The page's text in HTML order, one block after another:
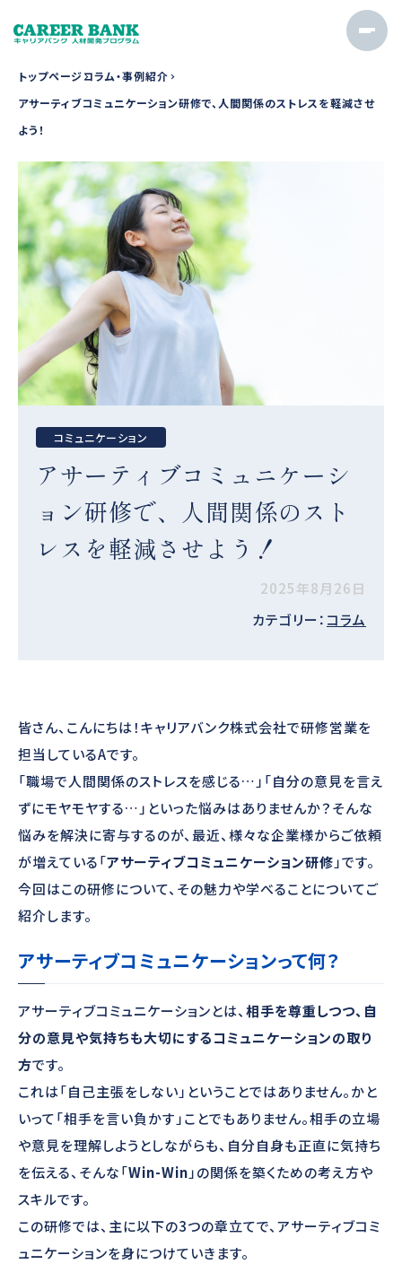
トップページコラム・事例紹介
アサーティブコミュニケーション研修で、人間関係のストレスを軽減させ
よう！
コミュニケーション
アサーティブコミュニケーシ
ョン研修で、人間関係のスト
レスを軽減させよう！
2025年8月26日
カテゴリー： コラム
皆さん、こんにちは！キャリアバンク株式会社で研修営業を
担当しているAです。
「職場で人間関係のストレスを感じる…」「自分の意見を言え
ずにモヤモヤする…」といった悩みはありませんか？そんな
悩みを解決に寄与するのが、最近、様々な企業様からご依頼
が増えている「アサーティブコミュニケーション研修」です。
今回はこの研修について、その魅力や学べることについてご
紹介します。
アサーティブコミュニケーションって何？
アサーティブコミュニケーションとは、相手を尊重しつつ、自
分の意見や気持ちも大切にするコミュニケーションの取り
方です。
これは「自己主張をしない」ということではありません。かと
いって「相手を言い負かす」ことでもありません。相手の立場
や意見を理解しようとしながらも、自分自身も正直に気持ち
を伝える、そんな「Win-Win」の関係を築くための考え方や
スキルです。
この研修では、主に以下の3つの章立てで、アサーティブコミ
ュニケーションを身につけていきます。